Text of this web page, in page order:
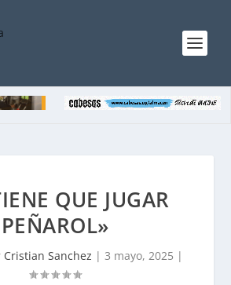
QUE JUGAR
PEÑAROL»
Cristian Sanchez | 3 mayo, 2025 |